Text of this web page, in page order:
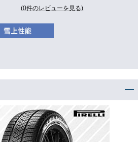
(0件のレビューを見る)